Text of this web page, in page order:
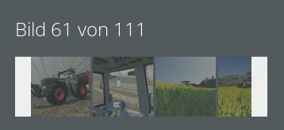
Bild 61 von 111